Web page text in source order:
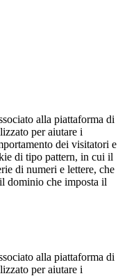
alla piattaforma di
per aiutare i
dei visitatori e
di tipo pattern, in cui il
di numeri e lettere, che
dominio che imposta il
alla piattaforma di
per aiutare i